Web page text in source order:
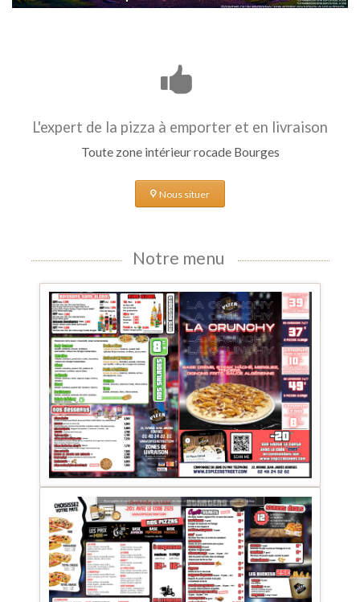
L'expert de la pizza à emporter et en livraison
Toute zone intérieur rocade Bourges
Nous situer
Notre menu